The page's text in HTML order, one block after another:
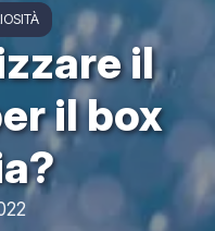
il
il box